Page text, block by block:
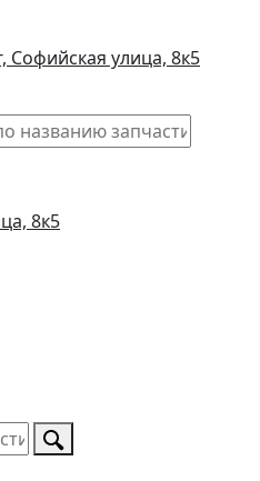
Софийская улица, 8к5
8к5